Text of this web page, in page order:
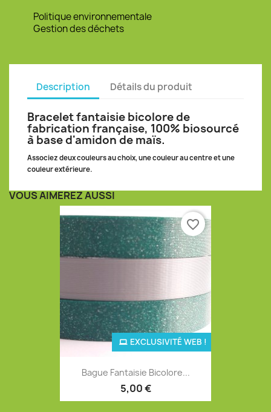
Politique environnementale
Gestion des déchets
Description Détails du produit
Bracelet fantaisie bicolore de
fabrication française, 100% biosourcé
à base d'amidon de maïs.
Associez deux couleurs au choix, une couleur au centre et une
couleur extérieure.
VOUS AIMEREZ AUSSI
Bague Fantaisie Bicolore...
5,00 €
EXCLUSIVITÉ WEB !
favorite_border